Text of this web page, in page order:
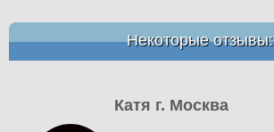
Некоторые отзывы:
Катя г. Москва